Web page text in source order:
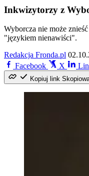
Inkwizytorzy z
Wyborcza nie może
"językiem nienawiści".
Redakcja Fronda.pl
Facebook
X
Kopiuj link